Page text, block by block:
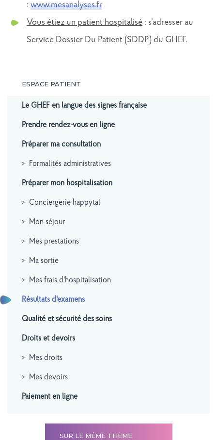
: www.mesanalyses.fr
Vous étiez un patient hospitalisé : s’adresser au
Service Dossier Du Patient (SDDP) du GHEF.
ESPACE PATIENT
Le GHEF en langue des signes française
Prendre rendez-vous en ligne
Préparer ma consultation
Formalités administratives
Préparer mon hospitalisation
Conciergerie happytal
Mon séjour
Mes prestations
Ma sortie
Mes frais d'hospitalisation
Résultats d'examens
Qualité et sécurité des soins
Droits et devoirs
Mes droits
Mes devoirs
Paiement en ligne
SUR LE MÊME THÈME